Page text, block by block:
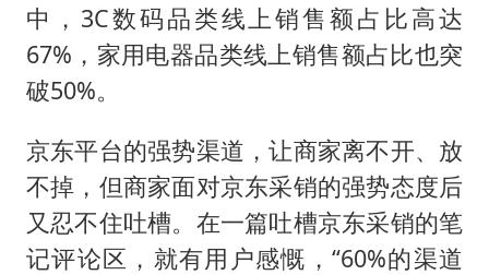
中，3C数码品类线上销售额占比高达
67%，家用电器品类线上销售额占比也突
破50%。
京东平台的强势渠道，让商家离不开、放
不掉，但商家面对京东采销的强势态度后
又忍不住吐槽。在一篇吐槽京东采销的笔
记评论区，就有用户感慨，“60%的渠道